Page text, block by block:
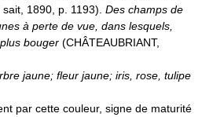
1890, p. 1193). Des champs de
à perte de vue, dans lesquels,
bouger (CHÂTEAUBRIANT,
jaune; fleur jaune; iris, rose, tulipe
par cette couleur, signe de maturité